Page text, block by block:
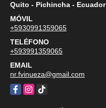
Quito - Pichincha - Ecuador
MÓVIL
+5930991359065
TELÉFONO
+593991359065
EMAIL
nr.fvinueza@gmail.com
Facebook
Instagram
TikTok